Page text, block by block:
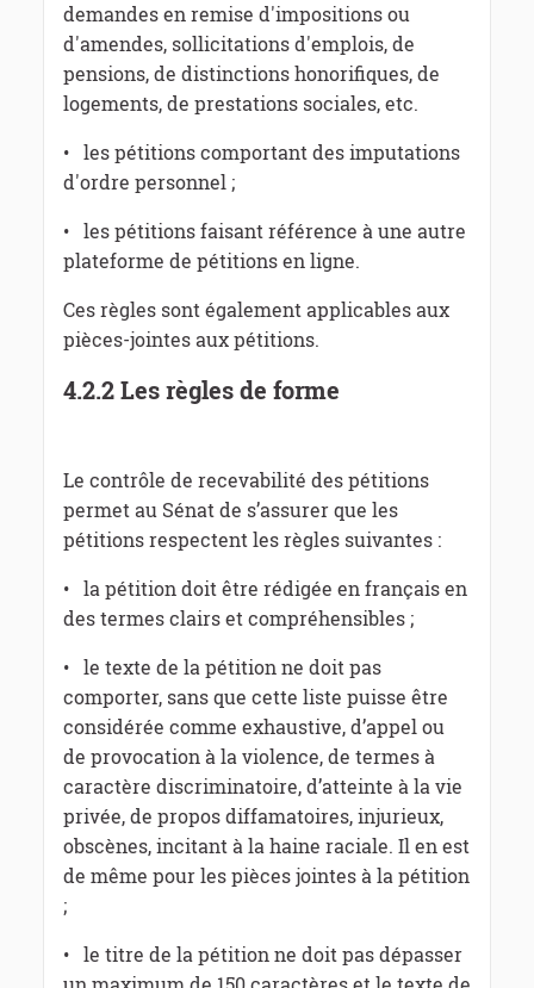
demandes en remise d'impositions ou
d'amendes, sollicitations d'emplois, de
pensions, de distinctions honorifiques, de
logements, de prestations sociales, etc.
• les pétitions comportant des imputations
d'ordre personnel ;
• les pétitions faisant référence à une autre
plateforme de pétitions en ligne.
Ces règles sont également applicables aux
pièces-jointes aux pétitions.
4.2.2 Les règles de forme
Le contrôle de recevabilité des pétitions
permet au Sénat de s’assurer que les
pétitions respectent les règles suivantes :
• la pétition doit être rédigée en français en
des termes clairs et compréhensibles ;
• le texte de la pétition ne doit pas
comporter, sans que cette liste puisse être
considérée comme exhaustive, d’appel ou
de provocation à la violence, de termes à
caractère discriminatoire, d’atteinte à la vie
privée, de propos diffamatoires, injurieux,
obscènes, incitant à la haine raciale. Il en est
de même pour les pièces jointes à la pétition
;
• le titre de la pétition ne doit pas dépasser